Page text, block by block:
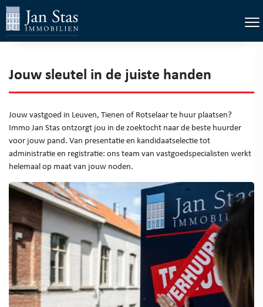
×
Jouw sleutel in de juiste handen
Jouw vastgoed in Leuven, Tienen of Rotselaar te huur plaatsen?
Immo Jan Stas ontzorgt jou in de zoektocht naar de beste huurder
voor jouw pand. Van presentatie en kandidaatselectie tot
administratie en registratie: ons team van vastgoedspecialisten werkt
helemaal op maat van jouw noden.